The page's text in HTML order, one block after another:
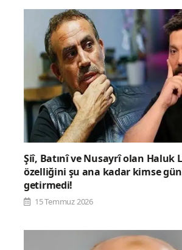
Şiî, Batınî ve Nusayrî olan Haluk
özelliğini şu ana kadar kimse
getirmedi!
15 Temmuz 2026